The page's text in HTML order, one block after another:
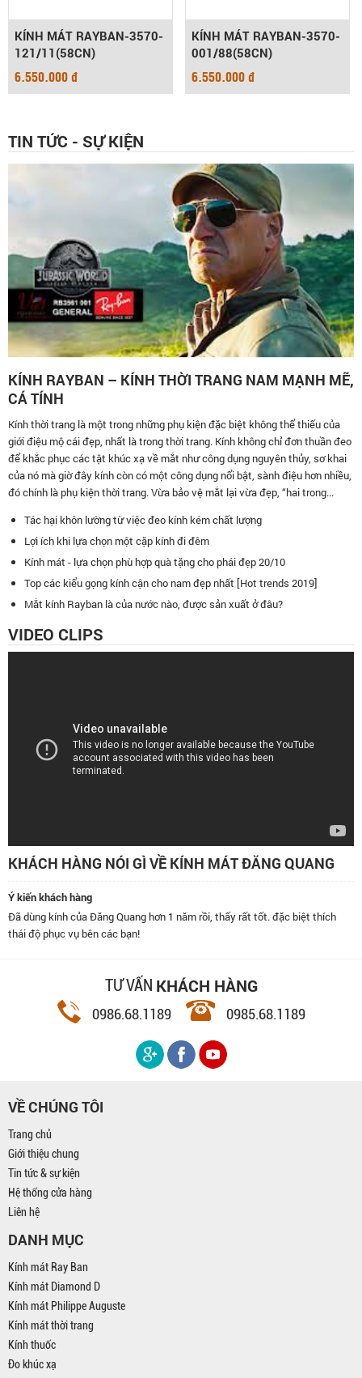
KÍNH MÁT RAYBAN-3570-
121/11(58CN)
6.550.000 đ
KÍNH MÁT RAYBAN-3570-
001/88(58CN)
6.550.000 đ
TIN TỨC - SỰ KIỆN
KÍNH RAYBAN – KÍNH THỜI TRANG NAM MẠNH MẼ,
CÁ TÍNH
Kính thời trang là một trong những phụ kiện đặc biệt không thể thiếu của
giới điệu mộ cái đẹp, nhất là trong thời trang. Kính không chỉ đơn thuần đeo
để khắc phục các tật khúc xạ về mắt như công dụng nguyên thủy, sơ khai
của nó mà giờ đây kính còn có một công dụng nổi bật, sành điệu hơn nhiều,
đó chính là phụ kiện thời trang. Vừa bảo vệ mắt lại vừa đẹp, “hai trong...
Tác hại khôn lường từ việc đeo kính kém chất lượng
Lợi ích khi lựa chọn một cặp kính đi đêm
Kính mát - lựa chọn phù hợp quà tặng cho phái đẹp 20/10
Top các kiểu gọng kính cận cho nam đẹp nhất [Hot trends 2019]
Mắt kính Rayban là của nước nào, được sản xuất ở đâu?
VIDEO CLIPS
KHÁCH HÀNG NÓI GÌ VỀ KÍNH MÁT ĐĂNG QUANG
Ý kiến khách hàng
Đã dùng kính của Đăng Quang hơn 1 năm rồi, thấy rất tốt. đặc biệt thích
thái độ phục vụ bên các bạn!
TƯ VẤN KHÁCH HÀNG
0986.68.1189 0985.68.1189
VỀ CHÚNG TÔI
Trang chủ
Giới thiệu chung
Tin tức & sự kiện
Hệ thống cửa hàng
Liên hệ
DANH MỤC
Kính mát Ray Ban
Kính mát Diamond D
Kính mát Philippe Auguste
Kính mát thời trang
Kính thuốc
Đo khúc xạ